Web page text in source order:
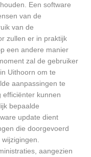
Een software
van de
van de
zullen er in praktijk
een andere manier
zal de gebruiker
Uithoorn om te
aanpassingen te
efficiënter kunnen
bepaalde
update dient
die doorgevoerd
aangezien